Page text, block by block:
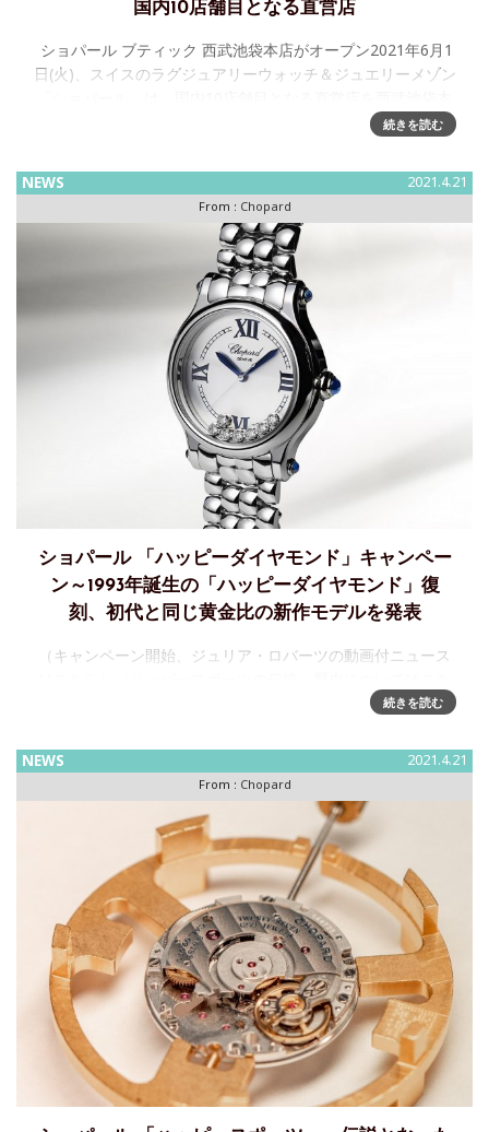
国内10店舗目となる直営店
ショパール ブティック 西武池袋本店がオープン2021年6月1
日(火)、スイスのラグジュアリーウォッチ＆ジュエリーメゾン
続きを読む
NEWS 2021.4.21
From : Chopard
ショパール 「ハッピーダイヤモンド」キャンペー
ン～1993年誕生の「ハッピーダイヤモンド」復
刻、初代と同じ黄金比の新作モデルを発表
（キャンペーン開始、ジュリア・ロバーツの動画付ニュース
ら）ハッピースポーツ ザ・ファースト、1993年のアイコンが
果たし、
続きを読む
NEWS 2021.4.21
From : Chopard